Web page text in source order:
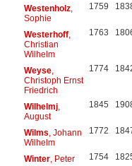
Westenholz,
Sophie
1759
Westerhoff,
Christian
Wilhelm
1763
Weyse,
Christoph Ernst
Friedrich
1774
Wilhelmj,
August
1845
Wilms , Johann
Wilhelm
1772
Winter, Peter
1754